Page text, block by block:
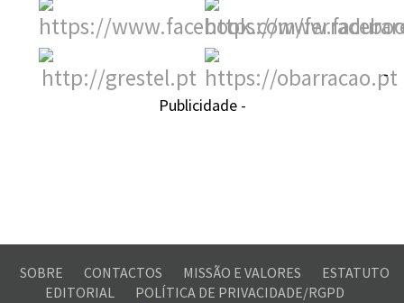
-
Publicidade -
SOBRE CONTACTOS MISSÃO E VALORES
ESTATUTO
EDITORIAL
POLÍTICA DE PRIVACIDADE/RGPD